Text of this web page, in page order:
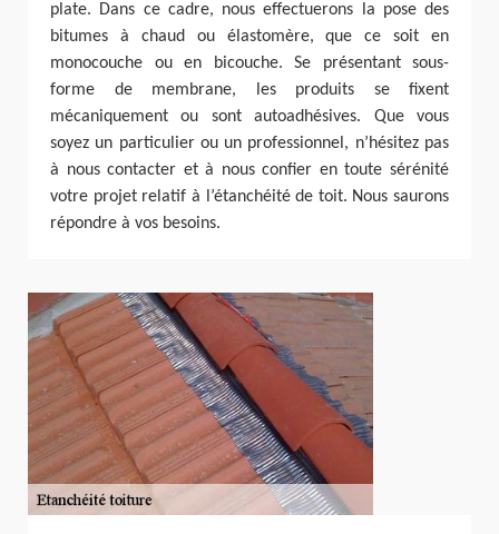
plate. Dans ce cadre, nous effectuerons la pose des
bitumes à chaud ou élastomère, que ce soit en
monocouche ou en bicouche. Se présentant sous-
forme de membrane, les produits se fixent
mécaniquement ou sont autoadhésives. Que vous
soyez un particulier ou un professionnel, n’hésitez pas
à nous contacter et à nous confier en toute sérénité
votre projet relatif à l’étanchéité de toit. Nous saurons
répondre à vos besoins.